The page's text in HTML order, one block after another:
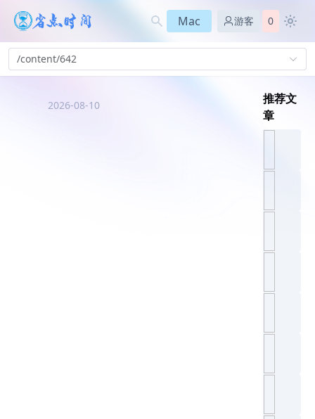
Mac 游客 0
/content/642
2026-08-10
推荐文
章